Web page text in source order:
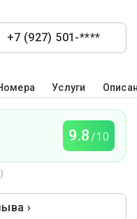
+7 (927) 501-****
Услуги
9.8/10
›